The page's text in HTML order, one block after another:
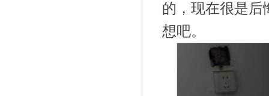
的，现在很是后
想吧。